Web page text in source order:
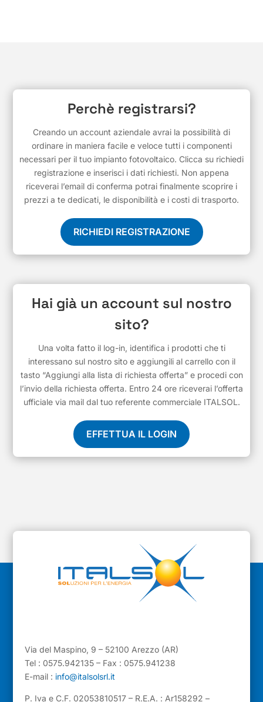
Perchè registrarsi?
Creando un account aziendale avrai la possibilità di
ordinare in maniera facile e veloce tutti i componenti
necessari per il tuo impianto fotovoltaico. Clicca su richiedi
registrazione e inserisci i dati richiesti. Non appena
riceverai l’email di conferma potrai finalmente scoprire i
prezzi a te dedicati, le disponibilità e i costi di trasporto.
RICHIEDI REGISTRAZIONE
Hai già un account sul nostro
sito?
Una volta fatto il log-in, identifica i prodotti che ti
interessano sul nostro sito e aggiungili al carrello con il
tasto “Aggiungi alla lista di richiesta offerta” e procedi con
l’invio della richiesta offerta. Entro 24 ore riceverai l’offerta
ufficiale via mail dal tuo referente commerciale ITALSOL.
EFFETTUA IL LOGIN
Via del Maspino, 9 – 52100 Arezzo (AR)
Tel : 0575.942135 – Fax : 0575.941238
E-mail : info@italsolsrl.it
P. Iva e C.F. 02053810517 – R.E.A. : Ar158292 –